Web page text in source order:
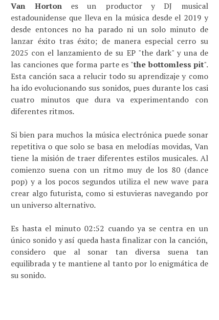
Van Hortones un productor y DJ musical
estadounidense que lleva en la música desde el 2019 y
desde entonces no ha parado ni un solo minuto de
lanzar éxito tras éxito; de manera especial cerro su
2025 con el lanzamiento de su EP "the dark" y una de
las canciones que forma parte es "the bottomless pit".
Esta canción saca a relucir todo su aprendizaje y como
ha ido evolucionando sus sonidos, pues durante los casi
cuatro minutos que dura va experimentando con
diferentes ritmos.
Si bien para muchos la música electrónica puede sonar
repetitiva o que solo se basa en melodías movidas, Van
tiene la misión de traer diferentes estilos musicales. Al
comienzo suena con un ritmo muy de los 80 (dance
pop) y a los pocos segundos utiliza el new wave para
crear algo futurista, como si estuvieras navegando por
un universo alternativo.
Es hasta el minuto 02:52 cuando ya se centra en un
único sonido y así queda hasta finalizar con la canción,
considero que al sonar tan diversa suena tan
equilibrada y te mantiene al tanto por lo enigmática de
su sonido.